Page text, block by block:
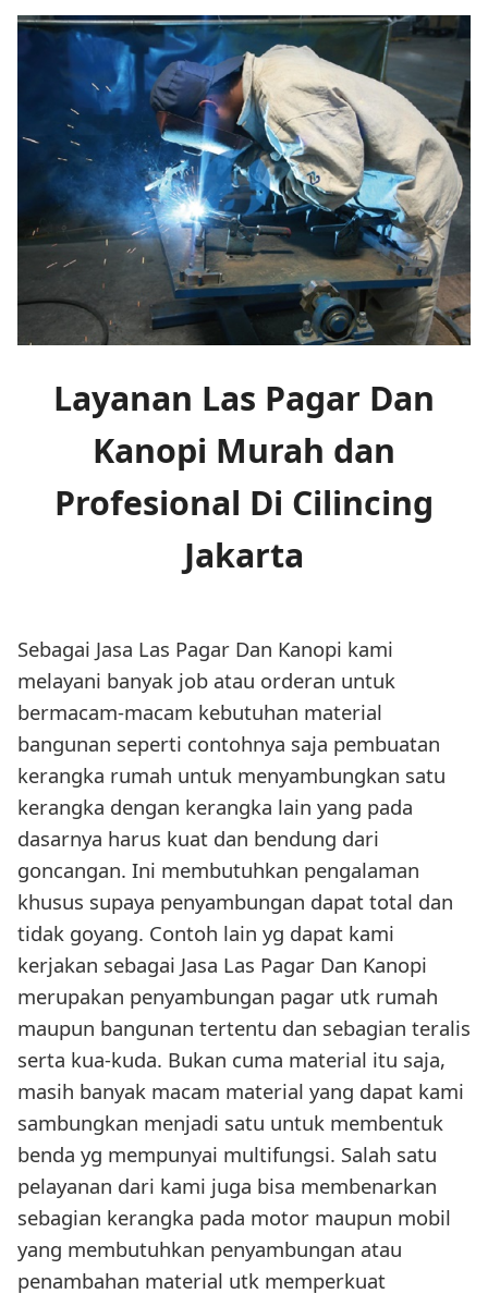
Layanan Las Pagar Dan
Kanopi Murah dan
Profesional Di Cilincing
Jakarta
Sebagai Jasa Las Pagar Dan Kanopi kami
melayani banyak job atau orderan untuk
bermacam-macam kebutuhan material
bangunan seperti contohnya saja pembuatan
kerangka rumah untuk menyambungkan satu
kerangka dengan kerangka lain yang pada
dasarnya harus kuat dan bendung dari
goncangan. Ini membutuhkan pengalaman
khusus supaya penyambungan dapat total dan
tidak goyang. Contoh lain yg dapat kami
kerjakan sebagai Jasa Las Pagar Dan Kanopi
merupakan penyambungan pagar utk rumah
maupun bangunan tertentu dan sebagian teralis
serta kua-kuda. Bukan cuma material itu saja,
masih banyak macam material yang dapat kami
sambungkan menjadi satu untuk membentuk
benda yg mempunyai multifungsi. Salah satu
pelayanan dari kami juga bisa membenarkan
sebagian kerangka pada motor maupun mobil
yang membutuhkan penyambungan atau
penambahan material utk memperkuat